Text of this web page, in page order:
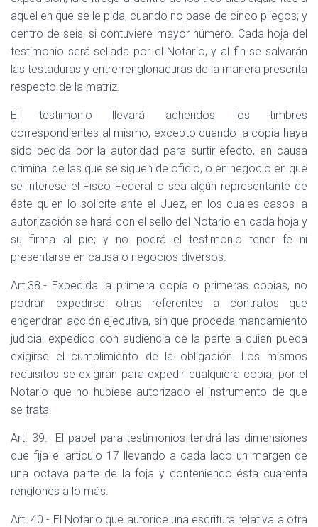
aquel en que se le pida, cuando no pase de cinco pliegos; y
dentro de seis, si contuviere mayor número. Cada hoja del
testimonio será sellada por el Notario, y al fin se salvarán
las testaduras y entrerrenglonaduras de la manera prescrita
respecto de la matriz.
El testimonio llevará adheridos los timbres
correspondientes al mismo, excepto cuando la copia haya
sido pedida por la autoridad para surtir efecto, en causa
criminal de las que se siguen de oficio, o en negocio en que
se interese el Fisco Federal o sea algún representante de
éste quien lo solicite ante el Juez, en los cuales casos la
autorización se hará con el sello del Notario en cada hoja y
su firma al pie; y no podrá el testimonio tener fe ni
presentarse en causa o negocios diversos.
Art.38.- Expedida la primera copia o primeras copias, no
podrán expedirse otras referentes a contratos que
engendran acción ejecutiva, sin que proceda mandamiento
judicial expedido con audiencia de la parte a quien pueda
exigirse el cumplimiento de la obligación. Los mismos
requisitos se exigirán para expedir cualquiera copia, por el
Notario que no hubiese autorizado el instrumento de que
se trata.
Art. 39.- El papel para testimonios tendrá las dimensiones
que fija el articulo 17 llevando a cada lado un margen de
una octava parte de la foja y conteniendo ésta cuarenta
renglones a lo más.
Art. 40.- El Notario que autorice una escritura relativa a otra